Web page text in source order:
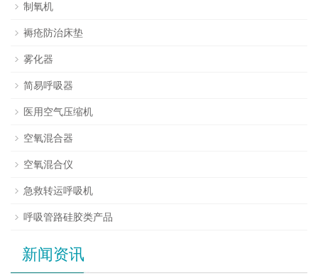
制氧机
褥疮防治床垫
雾化器
简易呼吸器
医用空气压缩机
空氧混合器
空氧混合仪
急救转运呼吸机
呼吸管路硅胶类产品
新闻资讯